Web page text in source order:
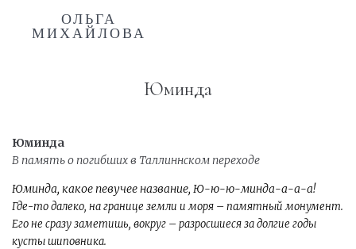
ОЛЬГА
МИХАЙЛОВА
Юминда
Юминда
В память о погибших в Таллиннском переходе
Юминда, какое певучее название, Ю-ю-ю-минда-а-а-а!
Где-то далеко, на границе земли и моря – памятный монумент.
Его не сразу заметишь, вокруг – разросшиеся за долгие годы
кусты шиповника.